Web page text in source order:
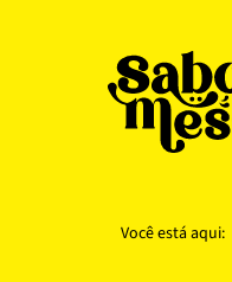
Você está aqui: